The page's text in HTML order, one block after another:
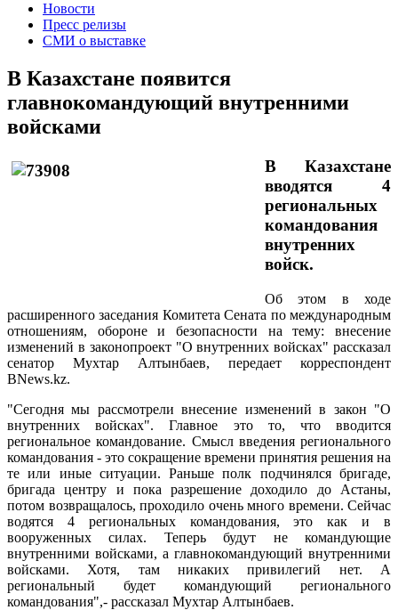
Новости
Пресс релизы
СМИ о выставке
В Казахстане появится
главнокомандующий внутренними
войсками
В Казахстане
вводятся 4
региональных
командования
внутренних
войск.
Об этом в ходе
расширенного заседания Комитета Сената по международным
отношениям, обороне и безопасности на тему: внесение
изменений в законопроект "О внутренних войсках" рассказал
сенатор Мухтар Алтынбаев, передает корреспондент
BNews.kz.
"Сегодня мы рассмотрели внесение изменений в закон "О
внутренних войсках". Главное это то, что вводится
региональное командование. Смысл введения регионального
командования - это сокращение времени принятия решения на
те или иные ситуации. Раньше полк подчинялся бригаде,
бригада центру и пока разрешение доходило до Астаны,
потом возвращалось, проходило очень много времени. Сейчас
водятся 4 региональных командования, это как и в
вооруженных силах. Теперь будут не командующие
внутренними войсками, а главнокомандующий внутренними
войсками. Хотя, там никаких привилегий нет. А
региональный будет командующий регионального
командования",- рассказал Мухтар Алтынбаев.